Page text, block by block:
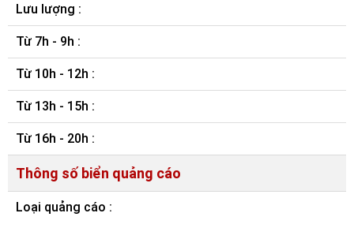
Lưu lượng :
Từ 7h - 9h :
Từ 10h - 12h :
Từ 13h - 15h :
Từ 16h - 20h :
Thông số biển quảng cáo
Loại quảng cáo :